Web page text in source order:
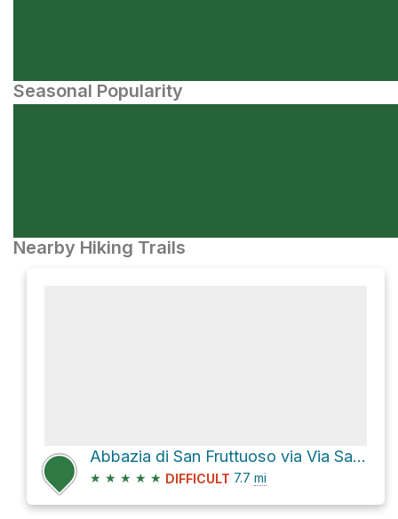
Seasonal Popularity
Nearby Hiking Trails
Abbazia di San Fruttuoso via Via San Rocco
★ ★ ★ ★ ★ DIFFICULT 7.7 mi